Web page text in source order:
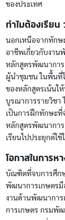
ของประเทศ
ทำไมต้องเรีย
นอกเหนือจากทักษ
อาชีพเกี่ยวกับงาน
หลักสูตรพัฒนาการ
ผู้นำชุมชน ในพื้นที่
ของหลักสูตรเน้นใ
บูรณาการรายวิชา
เป็นการฝึกทักษะที่
หลักสูตรพัฒนาการ
เรียนไปประยุกต์ใ
โอกาสในการห
บัณฑิตที่จบการศึก
พัฒนาการเกษตรมื
งานด้านพัฒนาการ
การเกษตร กรมพั